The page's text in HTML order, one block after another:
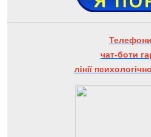
чат-боти
лінії